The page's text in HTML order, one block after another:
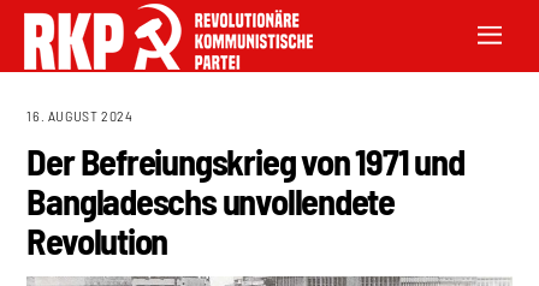
16. AUGUST 2024
Der Befreiungskrieg von 1971 und
Bangladeschs unvollendete
Revolution